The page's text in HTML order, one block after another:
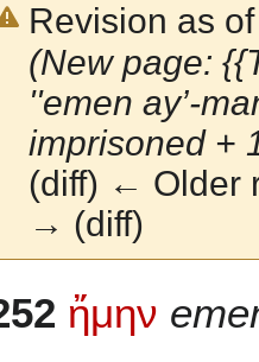
Revision as
(New page:
''emen ay’-
imprisoned +
(diff) ← Older
→ (diff)
ἤμην